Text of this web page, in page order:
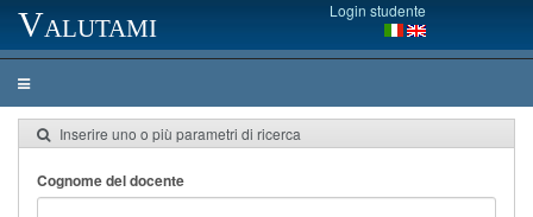
Valutami Login studente
Inserire uno o più parametri di ricerca
Cognome del docente